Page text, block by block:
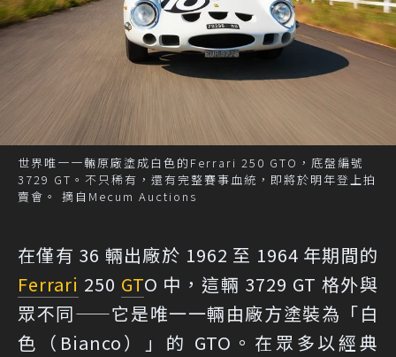
世界唯一一輛原廠塗成白色的Ferrari 250 GTO，底盤編號
3729 GT。不只稀有，還有完整賽事血統，即將於明年登上拍
賣會。 摘自Mecum Auctions
在僅有 36 輛出廠於 1962 至 1964 年期間的
Ferrari 250 GTO 中，這輛 3729 GT 格外與
眾不同——它是唯一一輛由廠方塗裝為「白
色（Bianco）」的 GTO。在眾多以經典